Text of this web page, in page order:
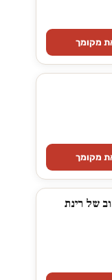
מקומך
מקומך
של רינת